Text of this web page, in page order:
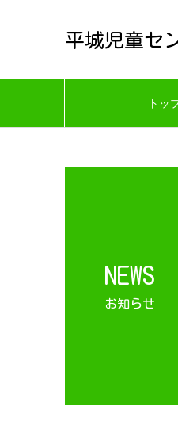
平城児童セ
トッ
NEWS
お知らせ